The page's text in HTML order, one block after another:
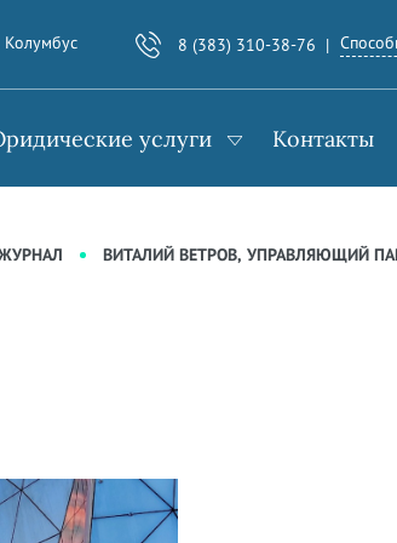
Колумбус 8 (383) 310-38-76
услуги Контакты
ВИТАЛИЙ ВЕТРОВ, УПРАВЛЯЮЩИЙ